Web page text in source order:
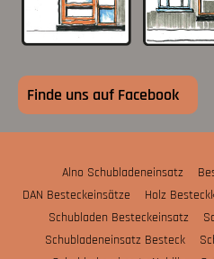
Finde uns auf Facebook
Alno Schubladeneinsatz
DAN Besteckeinsätze
Holz
Schubladen Besteckeinsatz
Schubladeneinsatz Besteck